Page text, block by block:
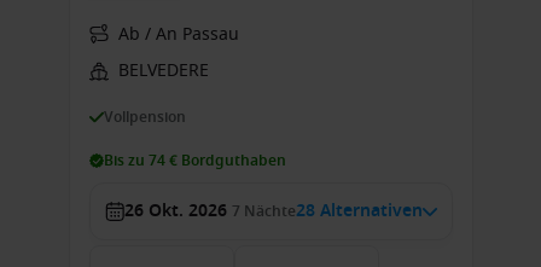
Ab / An Passau
BELVEDERE
Vollpension
Bis zu 74 € Bordguthaben
26 Okt. 2026 7 Nächte28 Alternativen